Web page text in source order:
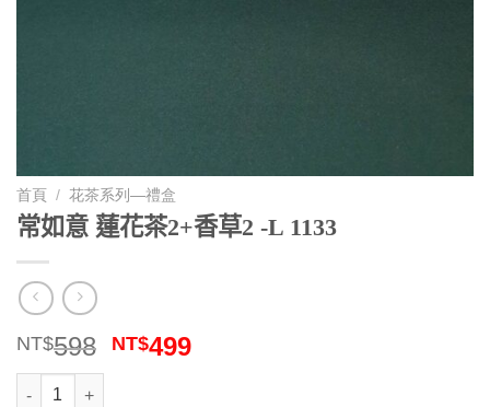
首頁 / 花茶系列—禮盒
常如意 蓮花茶2+香草2 -L 1133
NT$598 原
NT$499目
常如意 蓮花茶2+香草2 -L 1133 數量